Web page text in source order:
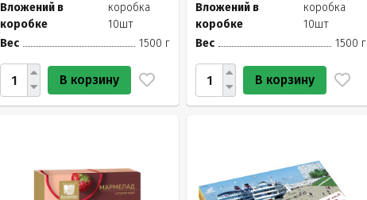
Вложений в
коробке
коробка
10шт
Вес
1500 г
В корзину
Вложений в
коробке
коробка
10шт
Вес
1500 г
В корзину